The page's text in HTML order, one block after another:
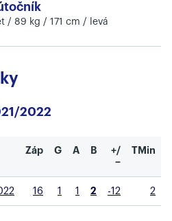
/ 89 kg / 171 cm / levá
2022
Záp G A B
+/
−
TMin
16 1 1 2 -12 2